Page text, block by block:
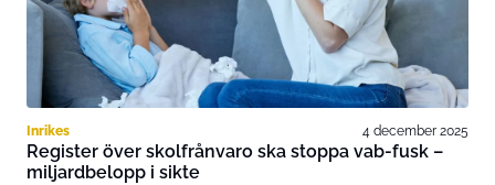
Inrikes 4 december 2025
Register över skolfrånvaro ska stoppa vab-fusk –
miljardbelopp i sikte